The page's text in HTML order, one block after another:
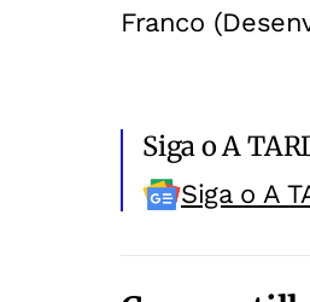
Franco
Siga o A
Siga o A